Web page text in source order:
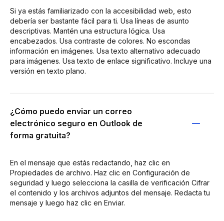
Si ya estás familiarizado con la accesibilidad web, esto
debería ser bastante fácil para ti. Usa líneas de asunto
descriptivas. Mantén una estructura lógica. Usa
encabezados. Usa contraste de colores. No escondas
información en imágenes. Usa texto alternativo adecuado
para imágenes. Usa texto de enlace significativo. Incluye una
versión en texto plano.
¿Cómo puedo enviar un correo
electrónico seguro en Outlook de
forma gratuita?
En el mensaje que estás redactando, haz clic en
Propiedades de archivo. Haz clic en Configuración de
seguridad y luego selecciona la casilla de verificación Cifrar
el contenido y los archivos adjuntos del mensaje. Redacta tu
mensaje y luego haz clic en Enviar.